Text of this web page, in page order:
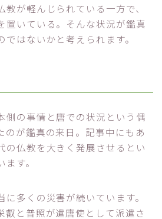
教が軽んじられている一方で、
置いている。そんな状況が鑑真
はないかと考えられます。
側の事情と唐での状況という偶
のが鑑真の来日。記事中にもあ
の仏教を大きく発展させるとい
す。
多くの災害が続いています。
叡と普照が遣唐使として派遣さ